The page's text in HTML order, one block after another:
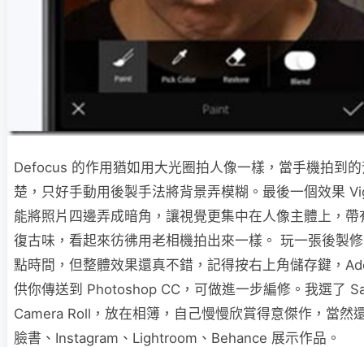
Defocus 的作用猶如用大光圈拍人像一樣，當手機拍到
楚，只好手動用後製手法將背景弄模糊。最後一個效果
能將照片四邊弄成暗角，讓視覺更集中在人像主體上，帶
復古味，看起來彷彿用老相機拍出來一樣。 玩一張後製
點時間，但整體效果還真不錯，記得按右上角儲存鍵，
供你傳送到 Photoshop CC，可做進一步編修。我選了
Camera Roll，放在相簿，自己慢慢欣賞得意傑作，當然
臉書、Instagram、Lightroom、Behance 展示作品。